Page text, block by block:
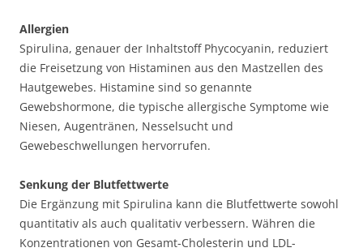
Allergien
Spirulina, genauer der Inhaltstoff Phycocyanin, reduziert
die Freisetzung von Histaminen aus den Mastzellen des
Hautgewebes. Histamine sind so genannte
Gewebshormone, die typische allergische Symptome wie
Niesen, Augentränen, Nesselsucht und
Gewebeschwellungen hervorrufen.
Senkung der Blutfettwerte
Die Ergänzung mit Spirulina kann die Blutfettwerte sowohl
quantitativ als auch qualitativ verbessern. Währen die
Konzentrationen von Gesamt-Cholesterin und LDL-